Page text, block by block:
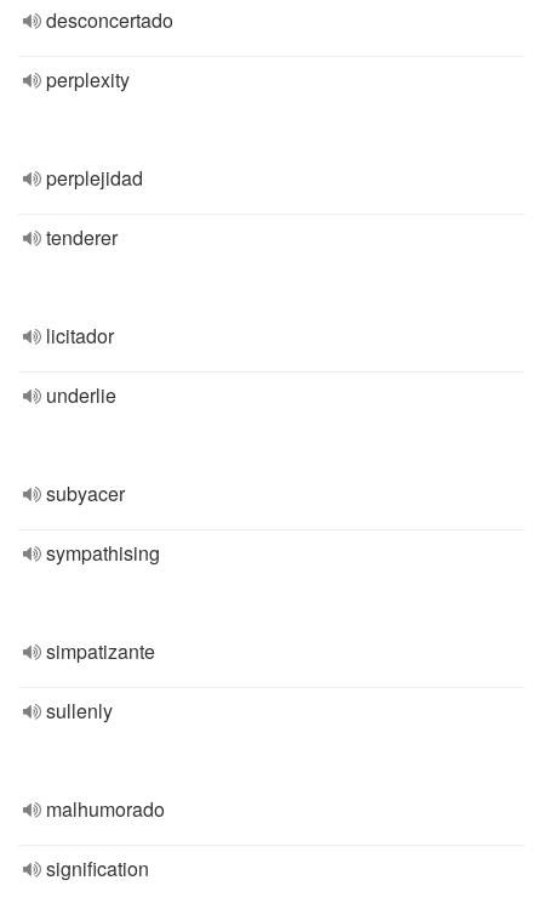
desconcertado
perplexity
perplejidad
tenderer
licitador
underlie
subyacer
sympathising
simpatizante
sullenly
malhumorado
signification